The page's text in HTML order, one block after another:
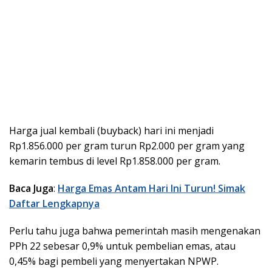
Harga jual kembali (buyback) hari ini menjadi
Rp1.856.000 per gram turun Rp2.000 per gram yang
kemarin tembus di level Rp1.858.000 per gram.
Baca Juga: Harga Emas Antam Hari Ini Turun! Simak
Daftar Lengkapnya
Perlu tahu juga bahwa pemerintah masih mengenakan
PPh 22 sebesar 0,9% untuk pembelian emas, atau
0,45% bagi pembeli yang menyertakan NPWP.